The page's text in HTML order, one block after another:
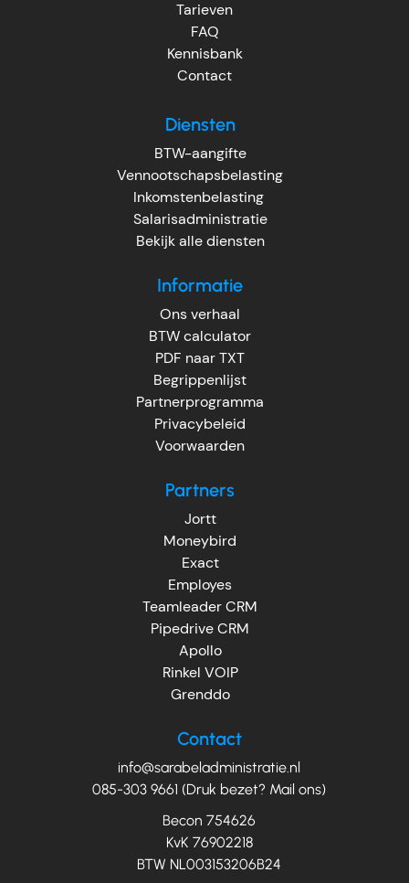
Tarieven
FAQ
Kennisbank
Contact
Diensten
BTW-aangifte
Vennootschapsbelasting
Inkomstenbelasting
Salarisadministratie
Bekijk alle diensten
Informatie
Ons verhaal
BTW calculator
PDF naar TXT
Begrippenlijst
Partnerprogramma
Privacybeleid
Voorwaarden
Partners
Jortt
Moneybird
Exact
Employes
Teamleader CRM
Pipedrive CRM
Apollo
Rinkel VOIP
Grenddo
Contact
info@sarabeladministratie.nl
085-303 9661 (Druk bezet? Mail ons)
Becon 754626
KvK 76902218
BTW NL003153206B24